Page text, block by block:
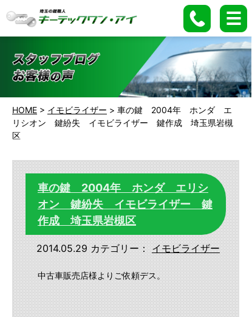
HOME > イモビライザー > 車の鍵 2004年 ホンダ エ
リシオン 鍵紛失 イモビライザー 鍵作成 埼玉県岩槻
区
車の鍵 2004年 ホンダ エリシ
オン 鍵紛失 イモビライザー 鍵
作成 埼玉県岩槻区
2014.05.29 カテゴリー： イモビライザー
中古車販売店様よりご依頼デス。